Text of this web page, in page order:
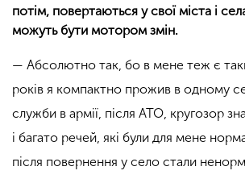
потім, повертаються у свої міста і
можуть бути мотором змін.
— Абсолютно так, бо в мене теж є
років я компактно прожив в одному
служби в армії, після АТО, кругозор
і багато речей, які були для мене
після повернення у село стали